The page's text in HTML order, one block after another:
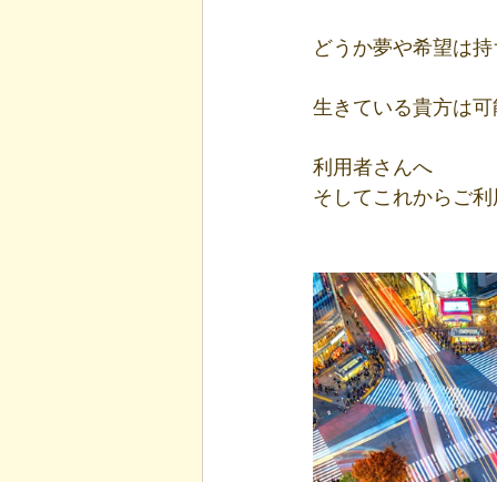
どうか夢や希望は
生きている貴方は
利用者さんへ
そしてこれからご